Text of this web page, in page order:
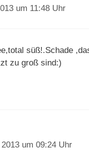
um 11:48 Uhr
süß!.Schade
zu groß sind:)
um 09:24 Uhr